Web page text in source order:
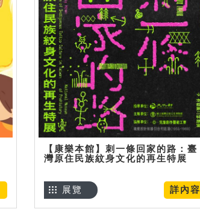
【康樂本館】刺一條回家的路：臺
灣原住民族紋身文化的再生特展
詳內容
展覽